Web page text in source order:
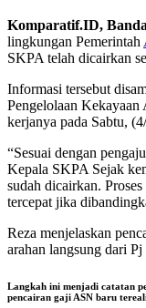
Komparatif.ID,
lingkungan Pemerintah
SKPA telah dicairkan
Informasi tersebut
Pengelolaan
kerjanya pada Sabtu,
“Sesuai dengan
Kepala SKPA Sejak
sudah dicairkan.
tercepat jika
Reza menjelaskan
arahan langsung dari
Langkah ini menjadi catatan
pencairan gaji ASN baru